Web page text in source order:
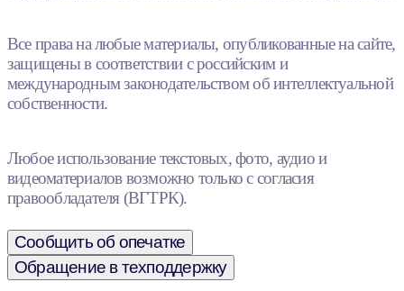
Все права на любые материалы, опубликованные на сайте,
защищены в соответствии с российским и
международным законодательством об интеллектуальной
собственности.
Любое использование текстовых, фото, аудио и
видеоматериалов возможно только с согласия
правообладателя (ВГТРК).
Сообщить об опечатке
Обращение в техподдержку